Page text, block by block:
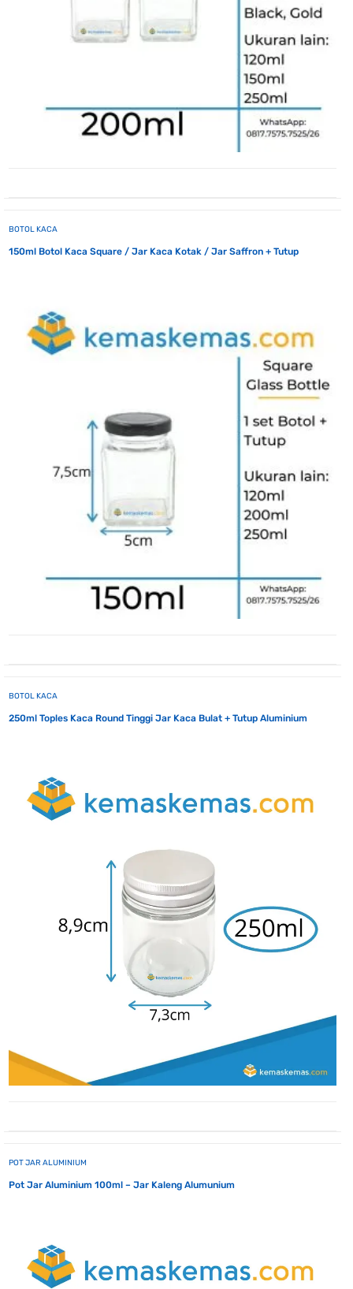
BOTOL KACA
150ml Botol Kaca Square / Jar Kaca Kotak / Jar Saffron + Tutup
BOTOL KACA
250ml Toples Kaca Round Tinggi Jar Kaca Bulat + Tutup Aluminium
POT JAR ALUMINIUM
Pot Jar Aluminium 100ml – Jar Kaleng Alumunium